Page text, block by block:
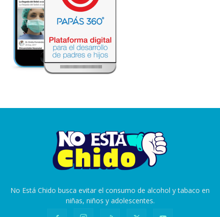
No Está Chido busca evitar el consumo de alcohol y tabaco en
niñas, niños y adolescentes.